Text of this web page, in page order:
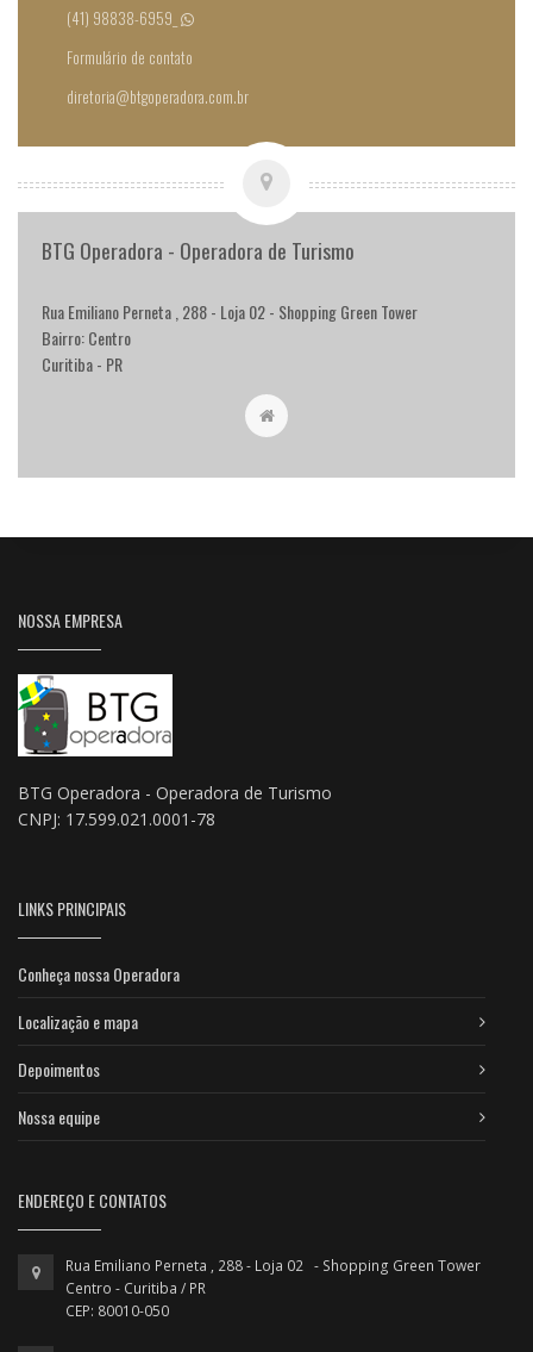
(41) 98838-6959_
Formulário de contato
diretoria@btgoperadora.com.br
BTG Operadora - Operadora de Turismo
Rua Emiliano Perneta , 288 - Loja 02 - Shopping Green Tower
Bairro: Centro
Curitiba - PR
NOSSA EMPRESA
BTG Operadora - Operadora de Turismo
CNPJ: 17.599.021.0001-78
LINKS PRINCIPAIS
Conheça nossa Operadora
Localização e mapa
Depoimentos
Nossa equipe
ENDEREÇO E CONTATOS
Rua Emiliano Perneta , 288 - Loja 02 - Shopping Green Tower
Centro - Curitiba / PR
CEP: 80010-050